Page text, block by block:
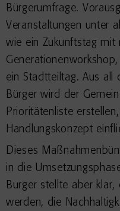
Bürgerumfrage.
Veranstaltungen unter
wie ein Zukunftstag mit
ein Stadtteiltag. Aus all
Bürger wird der
Prioritätenliste
Handlungskonzept
Dieses
in die
Burger stellte aber
werden, die